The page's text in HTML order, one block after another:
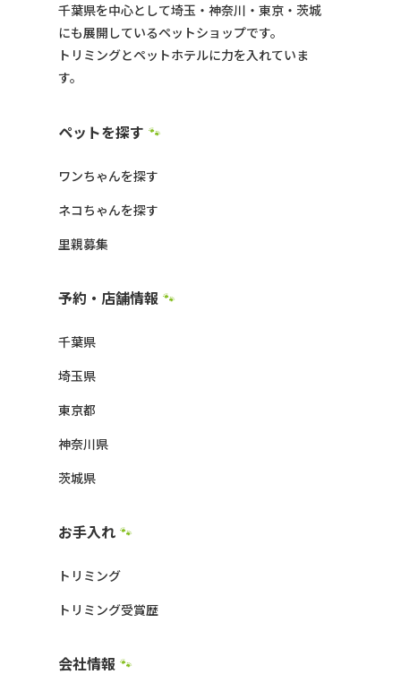
千葉県を中心として埼玉・神奈川・東京・茨城
にも展開しているペットショップです。
トリミングとペットホテルに力を入れていま
す。
ペットを探す 🐾
ワンちゃんを探す
ネコちゃんを探す
里親募集
予約・店舗情報 🐾
千葉県
埼玉県
東京都
神奈川県
茨城県
お手入れ 🐾
トリミング
トリミング受賞歴
会社情報 🐾